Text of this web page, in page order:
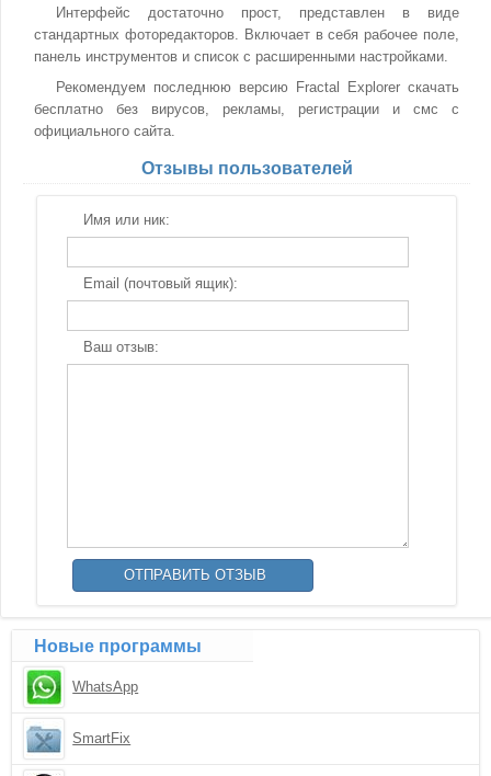
Интерфейс достаточно прост, представлен в виде
стандартных фоторедакторов. Включает в себя рабочее поле,
панель инструментов и список с расширенными настройками.
Рекомендуем последнюю версию Fractal Explorer скачать
бесплатно без вирусов, рекламы, регистрации и смс с
официального сайта.
Отзывы пользователей
Имя или ник:
Email (почтовый ящик):
Ваш отзыв:
Новые программы
WhatsApp
SmartFix